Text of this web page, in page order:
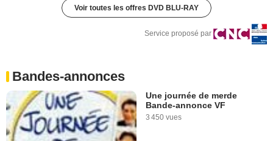
Voir toutes les offres DVD BLU-RAY
Service proposé par
Bandes-annonces
Une journée de merde
Bande-annonce VF
3 450 vues